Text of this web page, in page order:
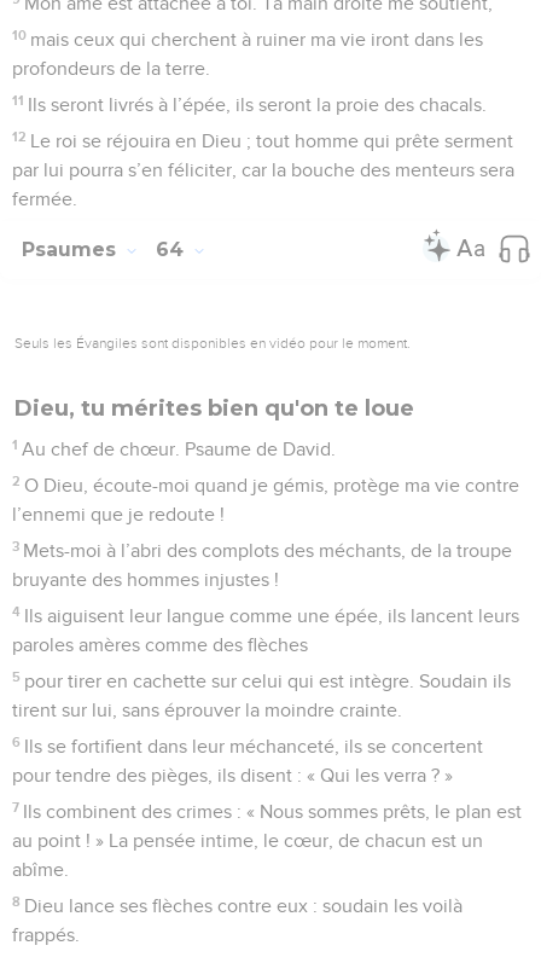
10 mais ceux qui cherchent à ruiner ma vie iront dans les
profondeurs de la terre.
11 Ils seront livrés à l’épée, ils seront la proie des chacals.
12 Le roi se réjouira en Dieu ; tout homme qui prête serment
par lui pourra s’en féliciter, car la bouche des menteurs sera
fermée.
Psaumes 64
Seuls les Évangiles sont disponibles en vidéo pour le moment.
Dieu, tu mérites bien qu'on te loue
1 Au chef de chœur. Psaume de David.
2 O Dieu, écoute-moi quand je gémis, protège ma vie contre
l’ennemi que je redoute !
3 Mets-moi à l’abri des complots des méchants, de la troupe
bruyante des hommes injustes !
4 Ils aiguisent leur langue comme une épée, ils lancent leurs
paroles amères comme des flèches
5 pour tirer en cachette sur celui qui est intègre. Soudain ils
tirent sur lui, sans éprouver la moindre crainte.
6 Ils se fortifient dans leur méchanceté, ils se concertent
pour tendre des pièges, ils disent : « Qui les verra ? »
7 Ils combinent des crimes : « Nous sommes prêts, le plan est
au point ! » La pensée intime, le cœur, de chacun est un
abîme.
8 Dieu lance ses flèches contre eux : soudain les voilà
frappés.